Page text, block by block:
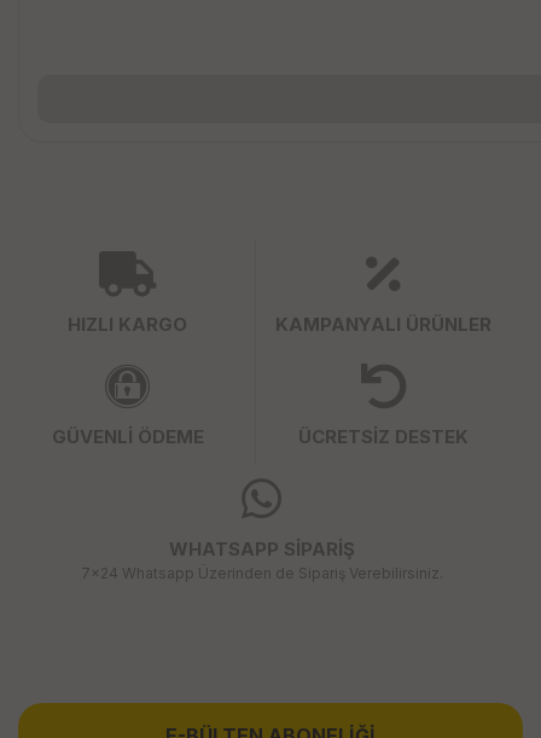
HIZLI KARGO KAMPANYALI ÜRÜNLER
GÜVENLİ ÖDEME ÜCRETSİZ DESTEK
WHATSAPP SİPARİŞ
7x24 Whatsapp Üzerinden de Sipariş Verebilirsiniz.